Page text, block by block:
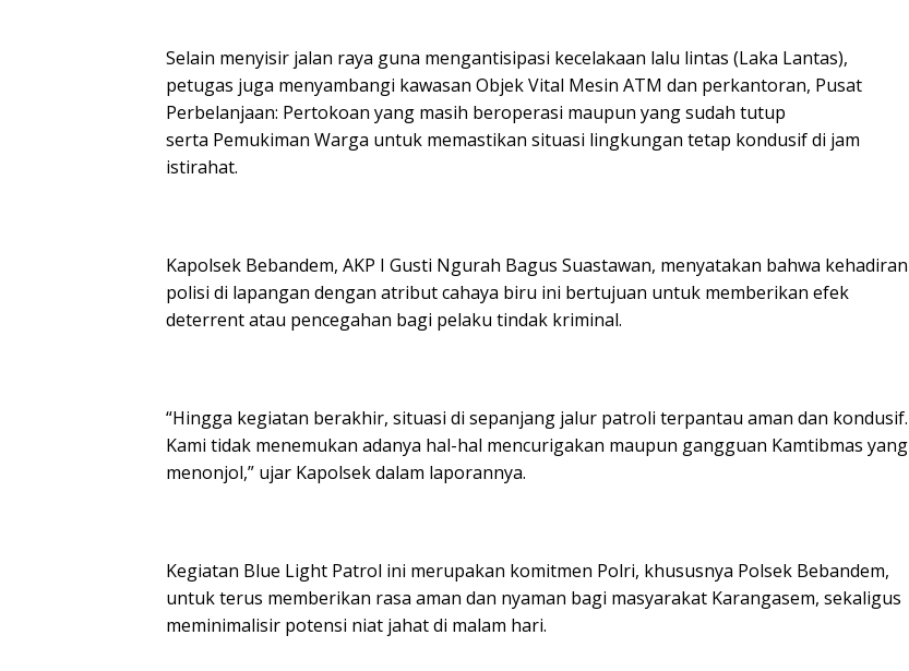
Selain menyisir jalan raya guna mengantisipasi kecelakaan lalu lintas (Laka Lantas),
petugas juga menyambangi kawasan Objek Vital Mesin ATM dan perkantoran, Pusat
Perbelanjaan: Pertokoan yang masih beroperasi maupun yang sudah tutup
serta Pemukiman Warga untuk memastikan situasi lingkungan tetap kondusif di jam
istirahat.
Kapolsek Bebandem, AKP I Gusti Ngurah Bagus Suastawan, menyatakan bahwa kehadiran
polisi di lapangan dengan atribut cahaya biru ini bertujuan untuk memberikan efek
deterrent atau pencegahan bagi pelaku tindak kriminal.
“Hingga kegiatan berakhir, situasi di sepanjang jalur patroli terpantau aman dan kondusif.
Kami tidak menemukan adanya hal-hal mencurigakan maupun gangguan Kamtibmas yang
menonjol,” ujar Kapolsek dalam laporannya.
Kegiatan Blue Light Patrol ini merupakan komitmen Polri, khususnya Polsek Bebandem,
untuk terus memberikan rasa aman dan nyaman bagi masyarakat Karangasem, sekaligus
meminimalisir potensi niat jahat di malam hari.